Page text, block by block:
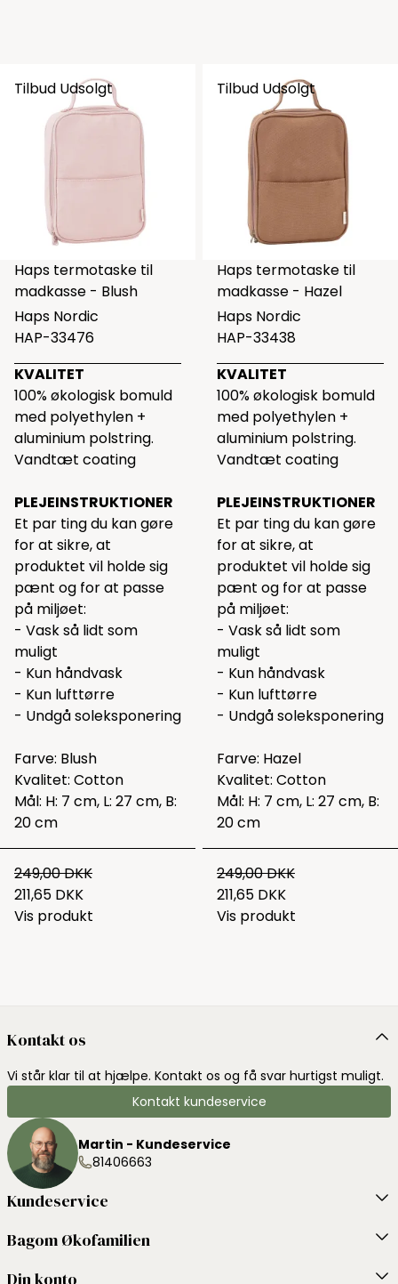
Tilbud Udsolgt
Haps termotaske til
madkasse - Blush
Haps Nordic
HAP-33476
KVALITET
100% økologisk bomuld
med polyethylen +
aluminium polstring.
Vandtæt coating
PLEJEINSTRUKTIONER
Et par ting du kan gøre
for at sikre, at
produktet vil holde sig
pænt og for at passe
på miljøet:
- Vask så lidt som
muligt
- Kun håndvask
- Kun lufttørre
- Undgå soleksponering
Farve: Blush
Kvalitet: Cotton
Mål: H: 7 cm, L: 27 cm, B:
20 cm
249,00 DKK
211,65 DKK
Vis produkt
Tilbud Udsolgt
Haps termotaske til
madkasse - Hazel
Haps Nordic
HAP-33438
KVALITET
100% økologisk bomuld
med polyethylen +
aluminium polstring.
Vandtæt coating
PLEJEINSTRUKTIONER
Et par ting du kan gøre
for at sikre, at
produktet vil holde sig
pænt og for at passe
på miljøet:
- Vask så lidt som
muligt
- Kun håndvask
- Kun lufttørre
- Undgå soleksponering
Farve: Hazel
Kvalitet: Cotton
Mål: H: 7 cm, L: 27 cm, B:
20 cm
249,00 DKK
211,65 DKK
Vis produkt
Kontakt os
Vi står klar til at hjælpe. Kontakt os og få svar hurtigst muligt.
Kontakt kundeservice
Martin - Kundeservice
81406663
Kundeservice
Bagom Økofamilien
Din konto